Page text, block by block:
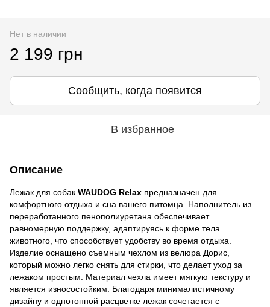
Нет в наличии
2 199 грн
Сообщить, когда появится
В избранное
Описание
Лежак для собак WAUDOG Relax предназначен для
комфортного отдыха и сна вашего питомца. Наполнитель из
переработанного пенополиуретана обеспечивает
равномерную поддержку, адаптируясь к форме тела
животного, что способствует удобству во время отдыха.
Изделие оснащено съемным чехлом из велюра Дорис,
который можно легко снять для стирки, что делает уход за
лежаком простым. Материал чехла имеет мягкую текстуру и
является износостойким. Благодаря минималистичному
дизайну и однотонной расцветке лежак сочетается с